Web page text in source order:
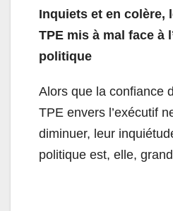
Inquiets et en colère,
TPE mis à mal face à
politique
Alors que la confiance
TPE envers l’exécutif
diminuer, leur
politique est, elle,